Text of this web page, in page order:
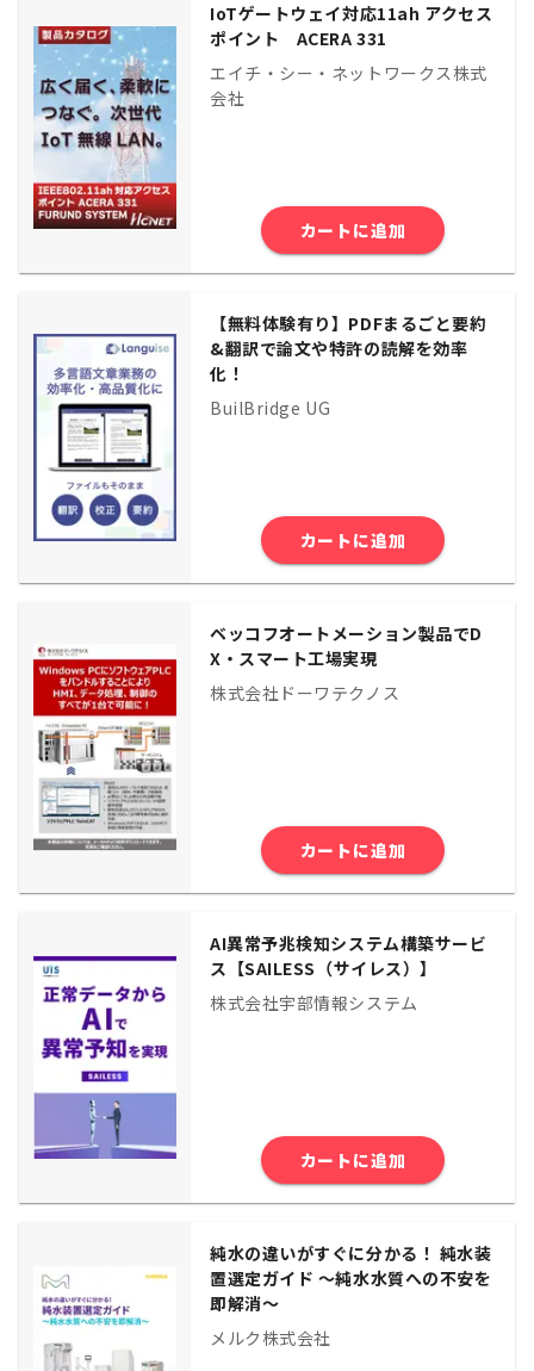
IoTゲートウェイ対応11ah アクセス
ポイント ACERA 331
エイチ・シー・ネットワークス株式
会社
カートに追加
【無料体験有り】PDFまるごと要約
&翻訳で論文や特許の読解を効率
化！
BuilBridge UG
カートに追加
ベッコフオートメーション製品でD
X・スマート工場実現
株式会社ドーワテクノス
カートに追加
AI異常予兆検知システム構築サービ
ス【SAILESS（サイレス）】
株式会社宇部情報システム
カートに追加
純水の違いがすぐに分かる！ 純水装
置選定ガイド 〜純水水質への不安を
即解消〜
メルク株式会社